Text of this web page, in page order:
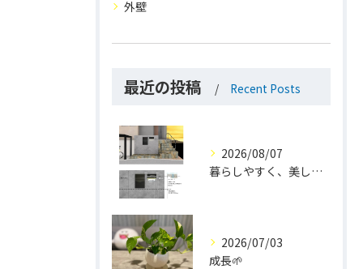
外壁
最近の投稿 Recent Posts
2026/08/07
暮らしやすく、美しく。
2026/07/03
成長🌱